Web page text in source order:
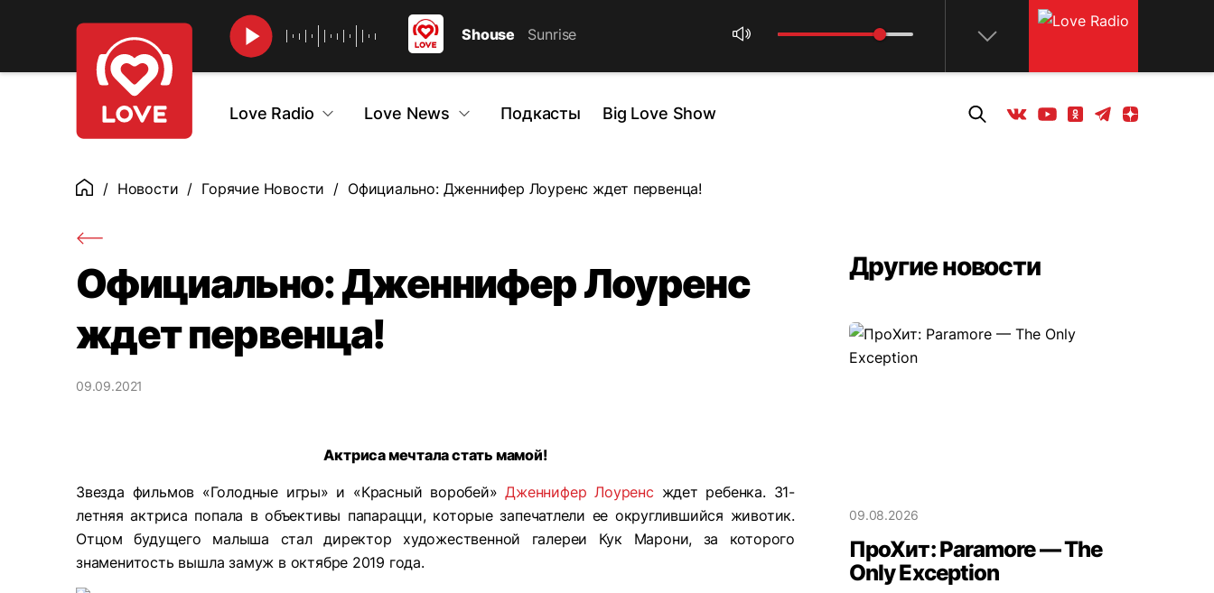
Shouse Sunrise
Love Radio Love News Подкасты Big Love Show Вконтакте
YoutubeОдноклассники
ТелеграмЯндекс дзен
ГлавнаяНовости Горячие Новости Официально: Дженнифер Лоуренс ждет первенца!
Официально: Дженнифер Лоуренс
ждет первенца!
09.09.2021
Актриса мечтала стать мамой!
Звезда фильмов «Голодные игры» и «Красный воробей»Дженнифер Лоуренс ждет ребенка. 31-
летняя актриса попала в объективы папарацци, которые запечатлели ее округлившийся животик.
Отцом будущего малыша стал директор художественной галереи Кук Марони, за которого
знаменитость вышла замуж в октябре 2019 года.
Другие новости
09.08.2026
ПроХит: Paramore — The
Only Exception